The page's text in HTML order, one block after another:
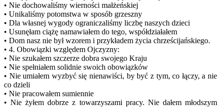
• Nie dochowaliśmy wierności małżeńskiej
• Unikaliśmy potomstwa w sposób grzeszny
• Dla własnej wygody ograniczaliśmy liczbę naszych dzieci
• Usunęłam ciążę namawiałem do tego, współdziałałem
• Dom nasz nie był wzorem i przykładem życia chrześcijańskiego.
• 4. Obowiązki względem Ojczyzny:
• Nie szukałem szczerze dobra swojego Kraju
• Nie spełniałem solidnie swoich obowiązków
• Nie umiałem wyzbyć się nienawiści, by być z tym, co łączy, a nie
co dzieli
• Nie pracowałem sumiennie
• Nie żyłem dobrze z towarzyszami pracy. Nie dałem młodszym